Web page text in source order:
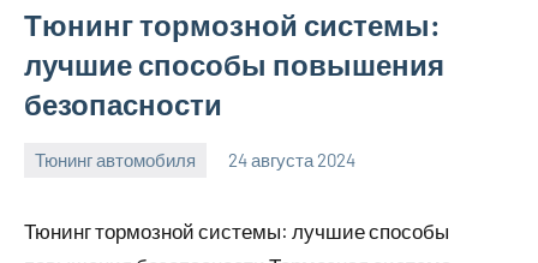
Тюнинг тормозной системы:
лучшие способы повышения
безопасности
Тюнинг автомобиля 24 августа 2024
Тюнинг тормозной системы: лучшие способы